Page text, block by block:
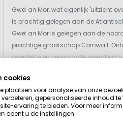
Gwel an Mor, wat eigenlijk 'uitzicht
is prachtig gelegen aan de
Gwel an Mor is gelegen aan de
prachtige graafschap Cornwall.
overdekte en verwarmde zwembad
an Mor. Trek een paar baantjes of
aan de leuke wateractiviteiten.
vol ...
Bekijk details Bekijk 1
cookies
plaatsen voor analyse van onze
verbeteren, gepersonaliseerde inhoud
ervaring te bieden. Voor meer
opent u de instellingen.